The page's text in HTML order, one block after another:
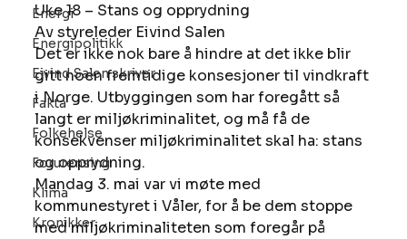
Energi
Energipolitikk
Eivind Salen skriver
Fakta
Folkehelse
Forurensing
Klima
Kronikker
Uke 18 – Stans og opprydning
Av styreleder Eivind Salen
Det er ikke nok bare å hindre at det ikke blir
gitt noen fremtidige konsesjoner til vindkraft
i Norge. Utbyggingen som har foregått så
langt er miljøkriminalitet, og må få de
konsekvenser miljøkriminalitet skal ha: stans
og opprydning.
Mandag 3. mai var vi møte med
kommunestyret i Våler, for å be dem stoppe
med miljøkriminaliteten som foregår på